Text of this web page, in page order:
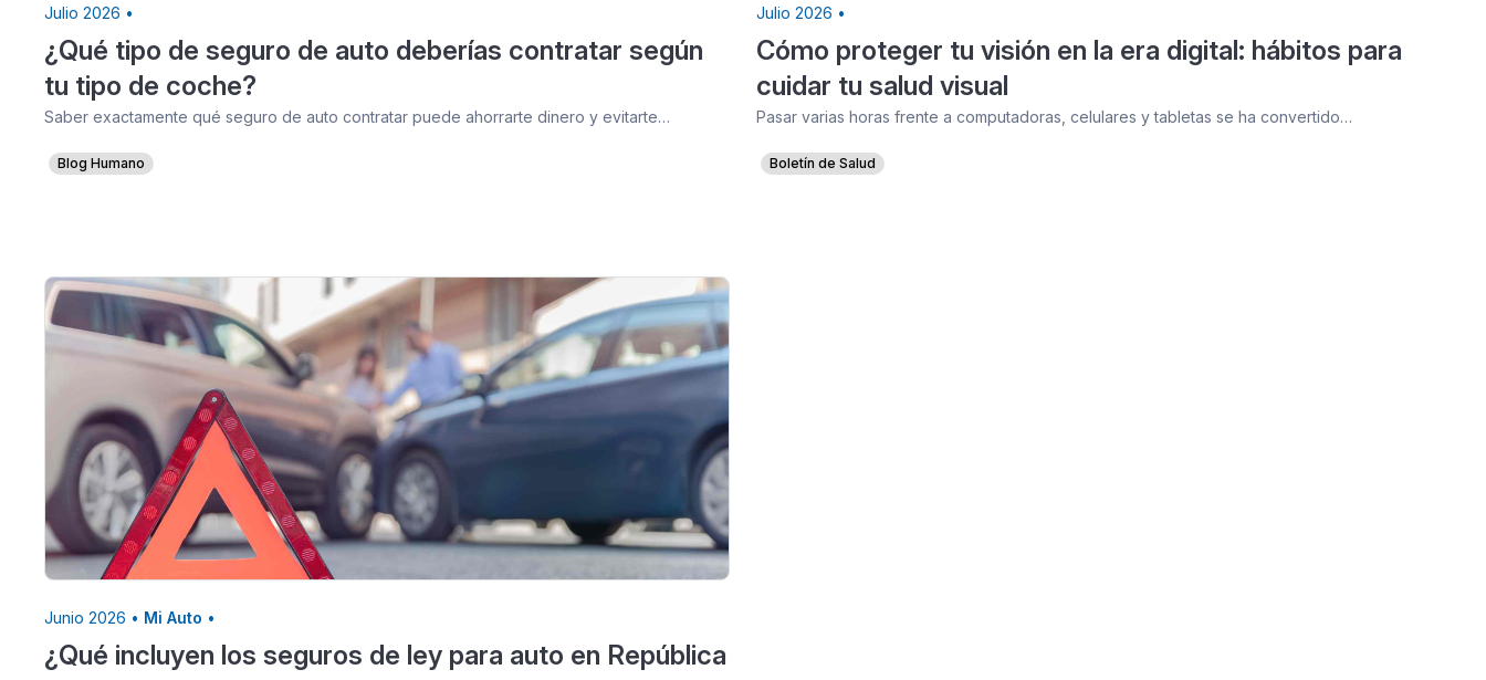
Julio 2026 •
¿Qué tipo de seguro de auto deberías contratar según
tu tipo de coche?
Saber exactamente qué seguro de auto contratar puede ahorrarte dinero y evitarte…
Blog Humano
Julio 2026 •
Cómo proteger tu visión en la era digital: hábitos para
cuidar tu salud visual
Pasar varias horas frente a computadoras, celulares y tabletas se ha convertido…
Boletín de Salud
Junio 2026 • Mi Auto •
¿Qué incluyen los seguros de ley para auto en República